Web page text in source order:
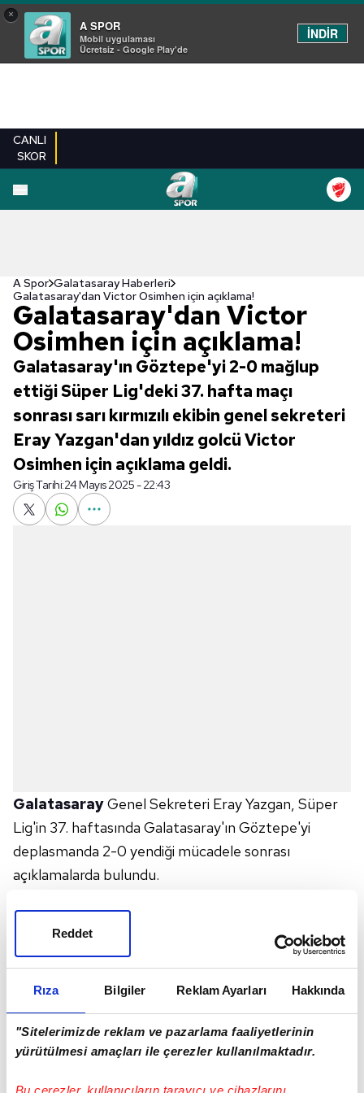
Rıza Bilgiler Reklam Ayarları Hakkında
"Sitelerimizde reklam ve pazarlama faaliyetlerinin
yürütülmesi amaçları ile çerezler kullanılmaktadır.
Reddet
×
A SPOR
Mobil uygulaması
Ücretsiz - Google Play'de
İNDİR
CANLI
SKOR
A Spor Galatasaray Haberleri
Galatasaray'dan Victor Osimhen için açıklama!
Galatasaray'dan Victor
Osimhen için açıklama!
Galatasaray'ın Göztepe'yi 2-0 mağlup
ettiği Süper Lig'deki 37. hafta maçı
sonrası sarı kırmızılı ekibin genel sekreteri
Eray Yazgan'dan yıldız golcü Victor
Osimhen için açıklama geldi.
Giriş Tarihi:24 Mayıs 2025 - 22:43
GalatasarayGenel Sekreteri Eray Yazgan, Süper
Lig'in 37. haftasında Galatasaray'ın Göztepe'yi
deplasmanda 2-0 yendiği mücadele sonrası
açıklamalarda bulundu.
Osimhen için yoğun bir çalışma yürüttüklerini ifade
eden Yazgan,
"Futboldan sorumlu
arkadaşlarımız var. Ellerinden gelen bütün
gayreti sarf ediyorlar. Hocamızın da arzuları
doğrultusunda, Şampiyonlar Ligi'ne ve
önümüzdeki seneye yakışır kadroyu kurmak